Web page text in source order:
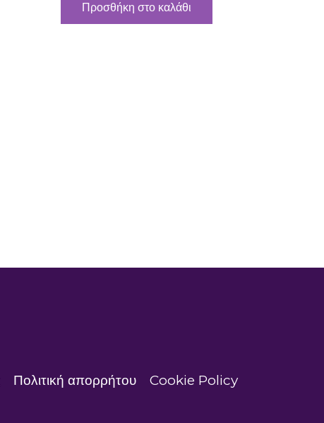
Προσθήκη στο καλάθι
Πολιτική απορρήτου Cookie Policy